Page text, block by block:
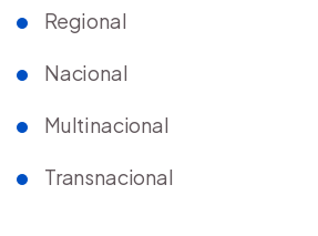
Regional
Nacional
Multinacional
Transnacional